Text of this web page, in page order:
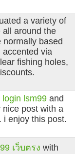
a variety of
all around the
based
accented via
fishing holes,
login lsm99 and
nice post with a
i enjoy this post.
เว็บตรง with